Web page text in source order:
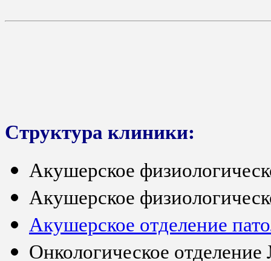
Структура клиники:
Акушерское
Акушерское
Акушерское отделение
Онкологическое